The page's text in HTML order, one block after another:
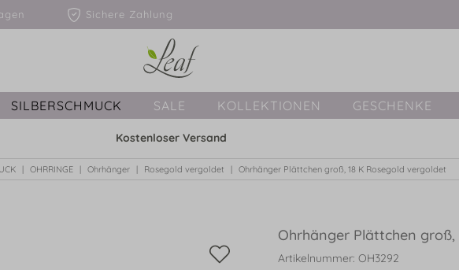
Tagen Sichere Zahlung
SILBERSCHMUCK SALE KOLLEKTIONEN GESCHENKE
Kostenloser Versand
OHRRINGE Ohrhänger Rosegold vergoldet Ohrhänger Plättchen groß, 18 K Rosegold vergoldet
Ohrhänger Plättchen
Artikelnummer: OH3292